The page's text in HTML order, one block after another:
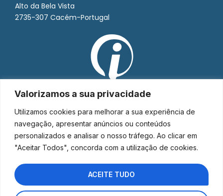
Valorizamos a sua privacidade
Utilizamos cookies para melhorar a sua experiência de
navegação, apresentar anúncios ou conteúdos
personalizados e analisar o nosso tráfego. Ao clicar em
"Aceitar Todos", concorda com a utilização de cookies.
ACEITE TUDO
Alto da Bela Vista
2735-307 Cacém-Portugal